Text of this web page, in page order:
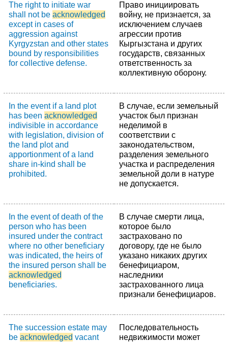
The right to initiate war
shall not be acknowledged
except in cases of
aggression against
Kyrgyzstan and other states
bound by responsibilities
for collective defense.
Право инициировать
войну, не признается, за
исключением случаев
агрессии против
Кыргызстана и других
государств, связанных
ответственность за
коллективную оборону.
In the event if a land plot
has been acknowledged
indivisible in accordance
with legislation, division of
the land plot and
apportionment of a land
share in-kind shall be
prohibited.
В случае, если земельный
участок был признан
неделимой в
соответствии с
законодательством,
разделения земельного
участка и распределения
земельной доли в натуре
не допускается.
In the event of death of the
person who has been
insured under the contract
where no other beneficiary
was indicated, the heirs of
the insured person shall be
acknowledged
beneficiaries.
В случае смерти лица,
которое было
застраховано по
договору, где не было
указано никаких других
бенефициаром,
наследники
застрахованного лица
признали бенефициаров.
The succession estate may
be acknowledged vacant
Последовательность
недвижимости может